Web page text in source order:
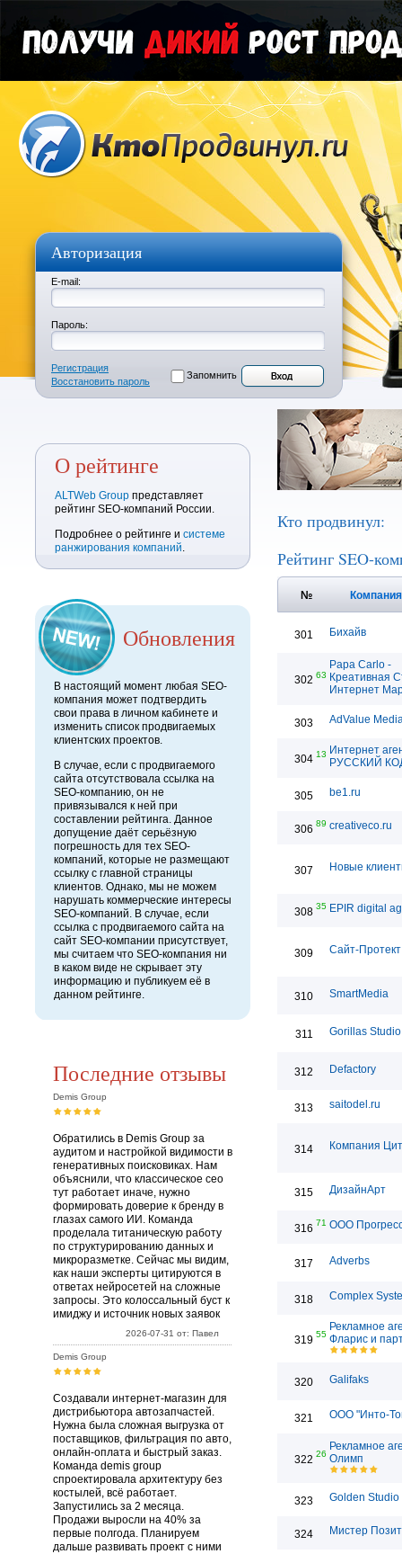
Авторизация
E-mail:
Пароль:
Регистрация
Восстановить пароль
Запомнить
О рейтинге
ALTWeb Group представляет
рейтинг SEO-компаний России.
Подробнее о рейтинге и системе
ранжирования компаний.
Обновления
В настоящий момент любая SEO-
компания может подтвердить
свои права в личном кабинете и
изменить список продвигаемых
клиентских проектов.
В случае, если с продвигаемого
сайта отсутствовала ссылка на
SEO-компанию, он не
привязывался к ней при
составлении рейтинга. Данное
допущение даёт серьёзную
погрешность для тех SEO-
компаний, которые не размещают
ссылку с главной страницы
клиентов. Однако, мы не можем
нарушать коммерческие интересы
SEO-компаний. В случае, если
ссылка с продвигаемого сайта на
сайт SEO-компании присутствует,
мы считаем что SEO-компания ни
в каком виде не скрывает эту
информацию и публикуем её в
данном рейтинге.
Последние отзывы
Demis Group
Обратились в Demis Group за
аудитом и настройкой видимости в
генеративных поисковиках. Нам
объяснили, что классическое сео
тут работает иначе, нужно
формировать доверие к бренду в
глазах самого ИИ. Команда
проделала титаническую работу
по структурированию данных и
микроразметке. Сейчас мы видим,
как наши эксперты цитируются в
ответах нейросетей на сложные
запросы. Это колоссальный буст к
имиджу и источник новых заявок
2026-07-31 от: Павел
Demis Group
Создавали интернет-магазин для
дистрибьютора автозапчастей.
Нужна была сложная выгрузка от
поставщиков, фильтрация по авто,
онлайн-оплата и быстрый заказ.
Команда demis group
спроектировала архитектуру без
костылей, всё работает.
Запустились за 2 месяца.
Продажи выросли на 40% за
первые полгода. Планируем
дальше развивать проект с ними
Кто продвинул:
Рейтинг SEO-
№
301 Бихайв
302 63
Papa Carlo -
Креативная
Интернет
303 AdValue
304 13 Интернет
РУССКИЙ
305 be1.ru
306 89 creativeco.ru
307 Новые
308 35 EPIR digital
309 Сайт-Протект
310 SmartMedia
311 Gorillas Studio
312 Defactory
313 saitodel.ru
314 Компания
315 ДизайнАрт
316 71 ООО
317 Adverbs
318 Complex
319 55
Рекламное
Фларис и
320 Galifaks
321 ООО "Инто-
322 26
Рекламное
Олимп
323 Golden Studio
324 Мистер